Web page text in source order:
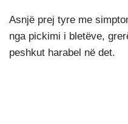
Asnjë prej tyre me
nga pickimi i bletëve,
peshkut harabel në det.